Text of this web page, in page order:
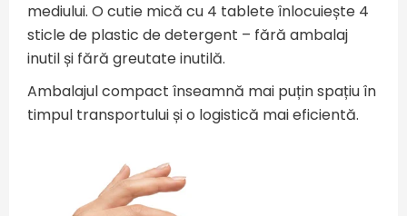
mediului. O cutie mică cu 4 tablete înlocuiește 4
sticle de plastic de detergent – fără ambalaj
inutil și fără greutate inutilă.
Ambalajul compact înseamnă mai puțin spațiu în
timpul transportului și o logistică mai eficientă.